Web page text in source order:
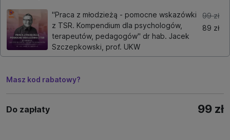
"Praca z młodzieżą - pomocne wskazówki
z TSR. Kompendium dla psychologów,
terapeutów, pedagogów" dr hab. Jacek
Szczepkowski, prof. UKW
99 zł
89 zł
Masz kod rabatowy?
Do zapłaty 99 zł